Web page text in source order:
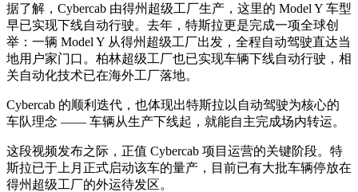
据了解，Cybercab 由得州超级工厂生产，这里的 Model Y 车型
早已实现下线自动行驶。去年，特斯拉更是完成一项全球创
举：一辆 Model Y 从得州超级工厂出发，全程自动驾驶直达当
地用户家门口。柏林超级工厂也已实现车辆下线自动行驶，相
关自动化技术已在海外工厂落地。
Cybercab 的顺利迭代，也体现出特斯拉以自动驾驶为核心的
车队理念 —— 车辆从生产下线起，就能自主完成场内转运。
这段视频发布之际，正值 Cybercab 项目运营的关键阶段。特
斯拉已于上月正式启动该车的量产，目前已有大批车辆停放在
得州超级工厂的外运待发区。